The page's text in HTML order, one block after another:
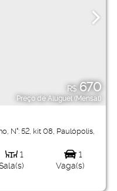
R$670
Preço de Aluguel (Mensal)
, N°: 52, kit 08, Paulópolis,
1
1
Vaga(s)